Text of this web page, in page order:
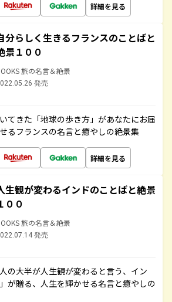
詳細を見る
分らしく生きるフランスのことばと
景１００
旅の名言＆絶景
発売
てきた「地球の歩き方」があなたにお届
るフランスの名言と癒やしの絶景集
詳細を見る
生観が変わるインドのことばと絶景
００
旅の名言＆絶景
発売
の大半が人生観が変わると言う、イン
が贈る、人生を輝かせる名言と癒やしの